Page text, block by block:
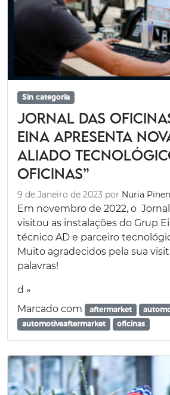
Sin categoría
Jornal das
Eina apresenta
Aliado
oficinas”
9 de Janeiro de 2023 por Nuria
Em novembro de 2022, o
visitou as instalações do Grup
técnico AD e parceiro
Muito agradecidos pela sua
palavras!
d »
Marcado com
aftermarket
automotiveaftermarket
oficinas